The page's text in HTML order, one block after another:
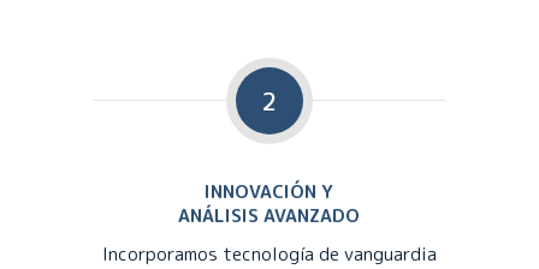
2
INNOVACIÓN Y
ANÁLISIS AVANZADO
Incorporamos tecnología de vanguardia